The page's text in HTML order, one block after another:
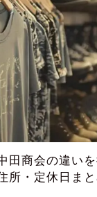
田商会の違い
所・定休日まと